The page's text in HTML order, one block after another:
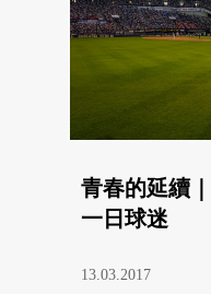
青春的延續
一日球迷
13.03.2017